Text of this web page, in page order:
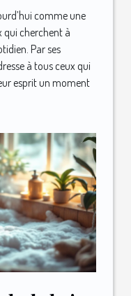
comme une
cherchent à
Par ses
à tous ceux qui
esprit un moment